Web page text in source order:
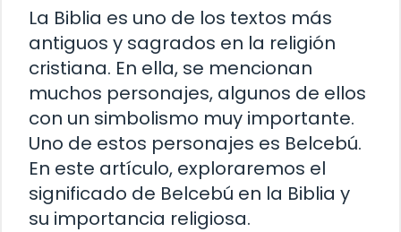
La Biblia es uno de los textos más
antiguos y sagrados en la religión
cristiana. En ella, se mencionan
muchos personajes, algunos de ellos
con un simbolismo muy importante.
Uno de estos personajes es Belcebú.
En este artículo, exploraremos el
significado de Belcebú en la Biblia y
su importancia religiosa.